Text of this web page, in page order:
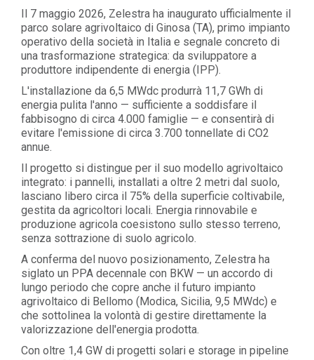
Il 7 maggio 2026, Zelestra ha inaugurato ufficialmente il
parco solare agrivoltaico di Ginosa (TA), primo impianto
operativo della società in Italia e segnale concreto di
una trasformazione strategica: da sviluppatore a
produttore indipendente di energia (IPP).
L'installazione da 6,5 MWdc produrrà 11,7 GWh di
energia pulita l'anno — sufficiente a soddisfare il
fabbisogno di circa 4.000 famiglie — e consentirà di
evitare l'emissione di circa 3.700 tonnellate di CO2
annue.
Il progetto si distingue per il suo modello agrivoltaico
integrato: i pannelli, installati a oltre 2 metri dal suolo,
lasciano libero circa il 75% della superficie coltivabile,
gestita da agricoltori locali. Energia rinnovabile e
produzione agricola coesistono sullo stesso terreno,
senza sottrazione di suolo agricolo.
A conferma del nuovo posizionamento, Zelestra ha
siglato un PPA decennale con BKW — un accordo di
lungo periodo che copre anche il futuro impianto
agrivoltaico di Bellomo (Modica, Sicilia, 9,5 MWdc) e
che sottolinea la volontà di gestire direttamente la
valorizzazione dell'energia prodotta.
Con oltre 1,4 GW di progetti solari e storage in pipeline